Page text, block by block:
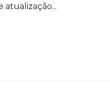
atualização...